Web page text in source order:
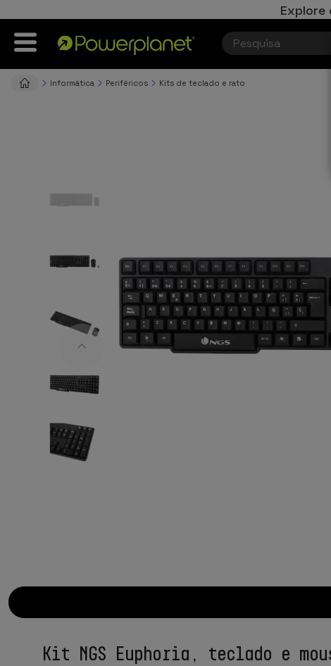
Explore
Informática Periféricos Kits de teclado e rato
Kit NGS Euphoria, teclado e